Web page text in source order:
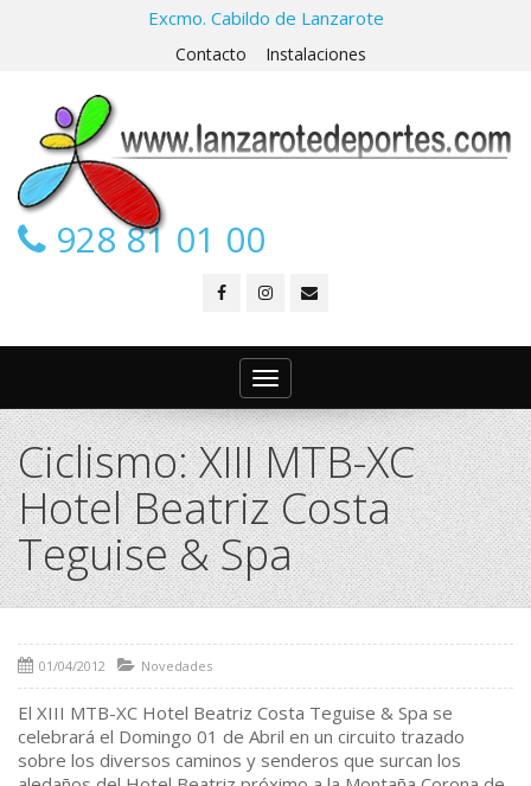
Excmo. Cabildo de Lanzarote
Contacto Instalaciones
928 81 01 00
Toggle
navigation
Ciclismo: XIII MTB-XC
Hotel Beatriz Costa
Teguise & Spa
01/04/2012 Novedades
El XIII MTB-XC Hotel Beatriz Costa Teguise & Spa se
celebrará el Domingo 01 de Abril en un circuito trazado
sobre los diversos caminos y senderos que surcan los